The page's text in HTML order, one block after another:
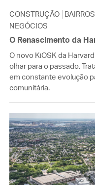
CONSTRUÇÃO BAIRROS
NEGÓCIOS
O Renascimento da
O novo KiOSK da
olhar para o passado.
em constante evolução
comunitária.